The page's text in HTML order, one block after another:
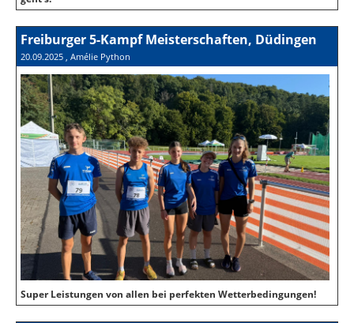
Freiburger 5-Kampf Meisterschaften, Düdingen
20.09.2025 , Amélie Python
Super Leistungen von allen bei perfekten Wetterbedingungen!